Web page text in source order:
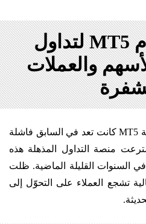
شركات تقدم MT5 لتداول
والعملات
نعم، قد تكون سمعت أن منصة MT5 كانت تعد في السابق فاشلة
منصة التداول المذهلة هذه
في السنوات القليلة الماضية. ظلت
تشجع العملاء على التحوّل إلى